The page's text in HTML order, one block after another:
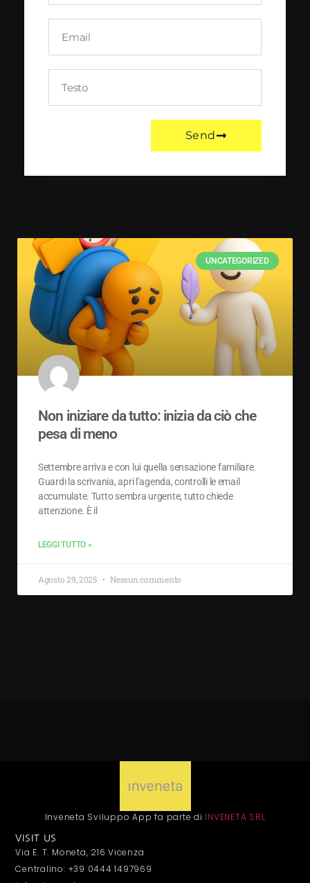
Send
UNCATEGORIZED
Non iniziare da tutto: inizia da ciò che
pesa di meno
Settembre arriva e con lui quella sensazione familiare.
Guardi la scrivania, apri l’agenda, controlli le email
accumulate. Tutto sembra urgente, tutto chiede
attenzione. È il
LEGGI TUTTO »
Agosto 29, 2025 Nessun commento
Inveneta Sviluppo App fa parte di INVENETA SRL
VISIT US
Via E. T. Moneta, 216 Vicenza
Centralino: +39 0444 1497969